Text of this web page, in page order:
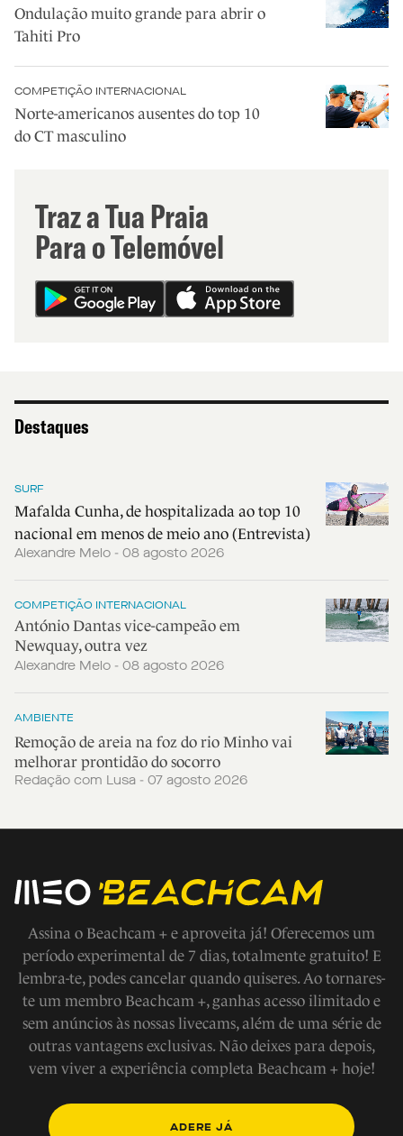
Ondulação muito grande para abrir o
Tahiti Pro
COMPETIÇÃO INTERNACIONAL
Norte-americanos ausentes do top 10
do CT masculino
Traz a Tua Praia
Para o Telemóvel
Destaques
SURF
Mafalda Cunha, de hospitalizada ao top 10
nacional em menos de meio ano (Entrevista)
Alexandre Melo - 08 agosto 2026
COMPETIÇÃO INTERNACIONAL
António Dantas vice-campeão em
Newquay, outra vez
Alexandre Melo - 08 agosto 2026
AMBIENTE
Remoção de areia na foz do rio Minho vai
melhorar prontidão do socorro
Redação com Lusa - 07 agosto 2026
Assina o Beachcam + e aproveita já! Oferecemos um
período experimental de 7 dias, totalmente gratuito! E
lembra-te, podes cancelar quando quiseres. Ao tornares-
te um membro Beachcam +, ganhas acesso ilimitado e
sem anúncios às nossas livecams, além de uma série de
outras vantagens exclusivas. Não deixes para depois,
vem viver a experiência completa Beachcam + hoje!
ADERE JÁ